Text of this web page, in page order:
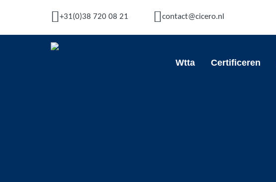
+31(0)38 720 08 21 contact@cicero.nl
Wtta Certificeren